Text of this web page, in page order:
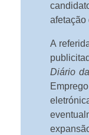
afetação
A
Diário